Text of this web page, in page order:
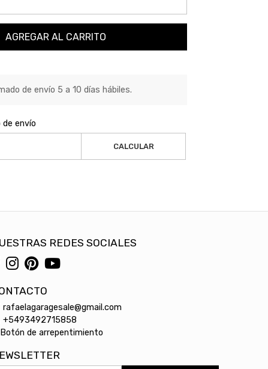
AGREGAR AL CARRITO
de envío 5 a 10 días hábiles.
envío
CALCULAR
REDES SOCIALES
rafaelagaragesale@gmail.com
+5493492715858
Botón de arrepentimiento